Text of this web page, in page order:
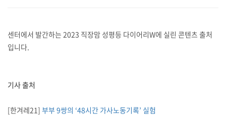
센터에서 발간하는 2023 직장맘 성평등 다이어리W에 실린 콘텐츠 출처
입니다.
기사 출처
[한겨레21] 부부 9쌍의 ‘48시간 가사노동기록’ 실험